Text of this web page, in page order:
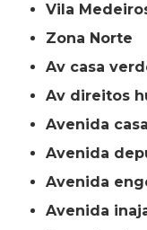
Vila
Zona Norte
av casa
av direitos
avenida
avenida
avenida
avenida